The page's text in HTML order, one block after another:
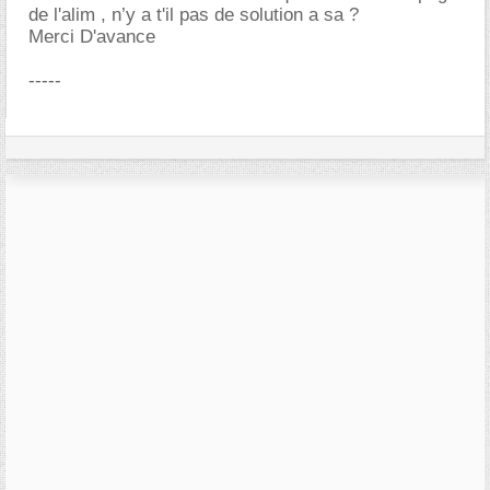
de l'alim , n’y a t'il pas de solution a sa ?
Merci D'avance
-----